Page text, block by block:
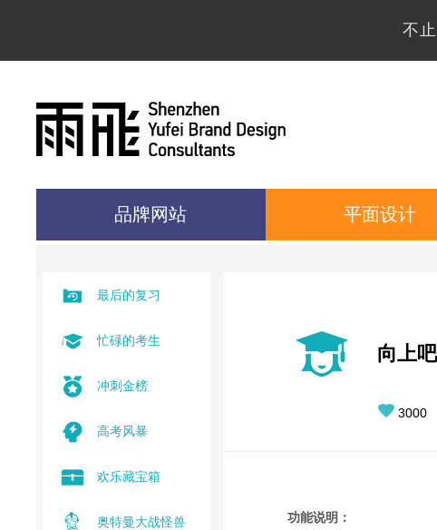
不
品牌网站 平面设计
最后的复习
忙碌的考生
冲刺金榜
高考风暴
欢乐藏宝箱
奥特曼大战怪兽
向上
3000
功能说明：